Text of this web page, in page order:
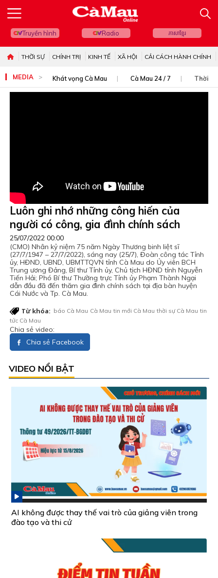
Truyền hình Radio ភាសាខ្មែរ
THỜI SỰ CHÍNH TRỊ KINH TẾ XÃ HỘI CẢI CÁCH HÀNH CHÍNH
MEDIA Khát vọng Cà Mau Cà Mau 24 / 7 Thời sự
Luôn ghi nhớ những công hiến của
người có công, gia đình chính sách
25/07/2022 00:00
(CMO) Nhân kỷ niệm 75 năm Ngày Thương binh liệt sĩ
(27/7/1947 – 27/7/2022), sáng nay (25/7), Đoàn công tác Tỉnh
ủy, HĐND, UBND, UBMTTQVN tỉnh Cà Mau do Ủy viên BCH
Trung ương Đảng, Bí thư Tỉnh ủy, Chủ tịch HĐND tỉnh Nguyễn
Tiến Hải; Phó Bí thư Thường trực Tỉnh ủy Phạm Thành Ngại
dẫn đầu đã đến thăm gia đình chính sách tại địa bàn huyện
Cái Nước và Tp. Cà Mau.
Từ khóa: báo Cà Mau Cà Mau tin mới Cà Mau thời sự Cà Mau tin
tức Cà Mau
Chia sẻ video:
Chia sẻ Facebook
VIDEO NỔI BẬT
AI không được thay thế vai trò của giảng viên trong
đào tạo và thi cử